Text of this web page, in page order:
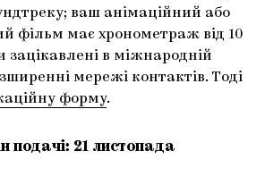
ваш анімаційний або
фільм має хронометраж від 10
зацікавлені в міжнародній
мережі контактів. Тоді
форму.
подачі: 21 листопада